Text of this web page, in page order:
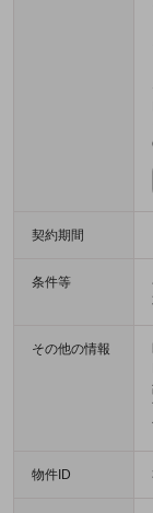
契約期間
条件等
その他の情報
物件ID